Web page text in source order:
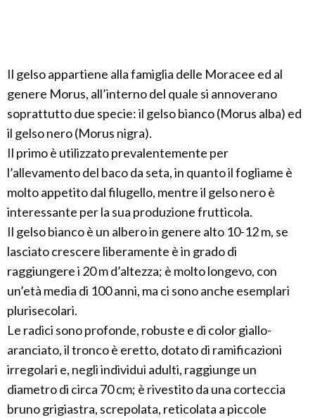
Il gelso appartiene alla famiglia delle Moracee ed al
genere Morus, all’interno del quale si annoverano
soprattutto due specie: il gelso bianco (Morus alba) ed
il gelso nero (Morus nigra).
Il primo è utilizzato prevalentemente per
l’allevamento del baco da seta, in quanto il fogliame è
molto appetito dal filugello, mentre il gelso nero è
interessante per la sua produzione frutticola.
Il gelso bianco è un albero in genere alto 10-12 m, se
lasciato crescere liberamente è in grado di
raggiungere i 20 m d’altezza; è molto longevo, con
un’età media di 100 anni, ma ci sono anche esemplari
plurisecolari.
Le radici sono profonde, robuste e di color giallo-
aranciato, il tronco è eretto, dotato di ramificazioni
irregolari e, negli individui adulti, raggiunge un
diametro di circa 70 cm; è rivestito da una corteccia
bruno grigiastra, screpolata, reticolata a piccole